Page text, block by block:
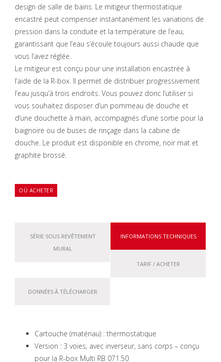
design de salle de bains. Le mitigeur thermostatique
encastré peut compenser instantanément les variations de
pression dans la conduite et la température de l’eau,
garantissant que l’eau s’écoule toujours aussi chaude que
vous l’avez réglée.
Le mitigeur est conçu pour une installation encastrée à
l’aide de la R-box. Il permet de distribuer progressivement
l’eau jusqu’à trois endroits. Vous pouvez donc l’utiliser si
vous souhaitez disposer d’un pommeau de douche et
d’une douchette à main, accompagnés d’une sortie pour la
baignoire ou de buses de rinçage dans la cabine de
douche. Le produit est disponible en chrome, noir mat et
graphite brossé.
OÙ ACHETER
SÉRIE SOUS REVÊTEMENT
MURAL
INFORMATIONS TECHNIQUES
TARIF / ACHETER
DONNÉES À TÉLÉCHARGER
Cartouche (matériau) : thermostatique
Version : 3 voies, avec inverseur, sans corps – conçu
pour la R-box Multi RB 071.50